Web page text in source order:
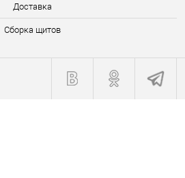
Доставка
Сборка щитов